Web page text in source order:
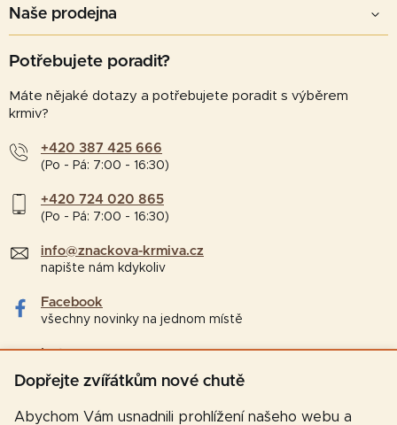
Dopřejte zvířátkům nové chutě
Abychom Vám usnadnili prohlížení našeho webu a
Naše prodejna
Potřebujete poradit?
Máte nějaké dotazy a potřebujete poradit s výběrem
krmiv?
+420 387 425 666
(Po - Pá: 7:00 - 16:30)
+420 724 020 865
(Po - Pá: 7:00 - 16:30)
info@znackova-krmiva.cz
napište nám kdykoliv
Facebook
všechny novinky na jednom místě
Instagram
tipy a zajímavosti pro chovatele